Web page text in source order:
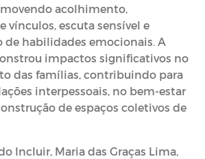
acolhimento,
vínculos, escuta sensível e
de habilidades emocionais. A
impactos significativos no
das famílias, contribuindo para
interpessoais, no bem-estar
de espaços coletivos de
Incluir, Maria das Graças Lima,